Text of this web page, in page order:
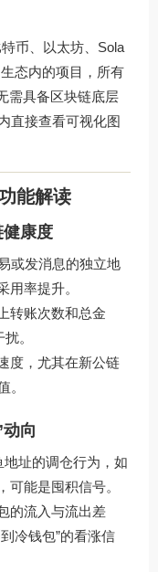
币、以太坊、Sola
态内的项目，所有
需具备区块链底层
直接查看可视化图
能解读
康度
或发消息的独立地
用率提升。
转账次数和总金
。
度，尤其在新公链
。
向
地址的调仓行为，如
可能是囤积信号。
的流入与流出差
冷钱包”的看涨信